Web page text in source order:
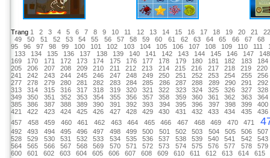
Trang 1 2 3 4 5 6 7 8 9 10 11 12 13 14 15 16 17 18 19 20 21
22
49
50 51 52 53 54 55 56 57 58 59 60 61 62 63 64 65 66 67
68
95
96 97 98 99 100 101 102 103 104 105 106 107 108 109 110 111
133
134 135 136 137 138 139 140 141 142 143 144 145 146 147
148
169
170 171 172 173 174 175 176 177 178 179 180 181 182 183
184
205
206 207 208 209 210 211 212 213 214 215 216 217 218 219
220
241
242 243 244 245 246 247 248 249 250 251 252 253 254 255
256
277
278 279 280 281 282 283 284 285 286 287 288 289 290 291
292
313
314 315 316 317 318 319 320 321 322 323 324 325 326 327
328
349
350 351 352 353 354 355 356 357 358 359 360 361 362 363
364
385
386 387 388 389 390 391 392 393 394 395 396 397 398 399
400
421
422 423 424 425 426 427 428 429 430 431 432 433 434 435
436
457
458 459 460 461 462 463 464 465 466 467 468 469 470 471
492 493 494 495 496 497 498 499 500 501 502 503 504 505 506
507
528
529 530 531 532 533 534 535 536 537 538 539 540 541 542
543
564
565 566 567 568 569 570 571 572 573 574 575 576 577 578
579
600
601 602 603 604 605 606 607 608 609 610 611 612 613 614 615